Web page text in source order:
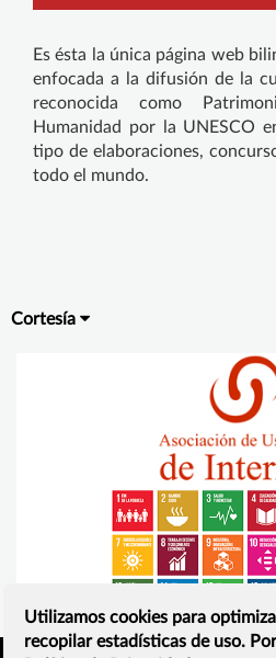
Es ésta la única página web
enfocada a la difusión de la
reconocida como
Humanidad por la UNESCO
tipo de elaboraciones,
todo el mundo.
Cortesía
Utilizamos cookies para
recopilar estadísticas de uso.